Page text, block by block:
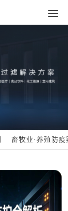
畜牧业·养殖防疫